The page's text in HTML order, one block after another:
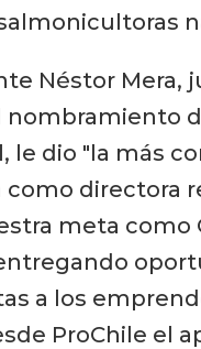
Néstor Mera,
nombramiento
le dio "la más
como directora
meta como
a los
ProChile el